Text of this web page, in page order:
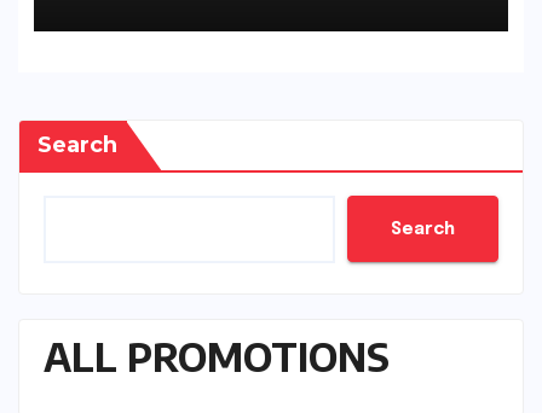
Search
Search
ALL PROMOTIONS